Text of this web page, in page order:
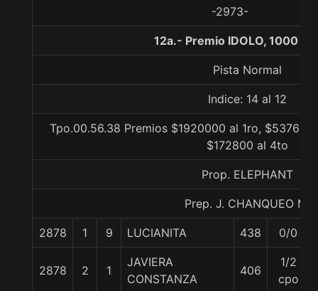
-2973-
12a.- Premio IDOLO, 1000
Pista Normal
Indice: 14 al 12
Tpo.00.56.38 Premios $1920000 al 1ro,
$172800 al 4to
Prop. ELEPHANT
Prep. J. CHANQUEO M.
2878 1 9 LUCIANITA 438 0/0
2878 2 1
JAVIERA
CONSTANZA
406
1/2
cpo